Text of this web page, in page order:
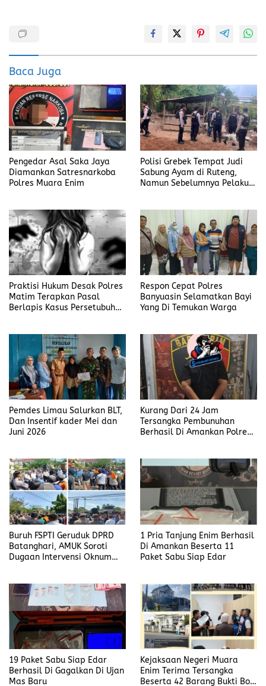
o
o
k
d
o
n
Baca Juga
Pengedar Asal Saka Jaya
Diamankan Satresnarkoba
Polres Muara Enim
Polisi Grebek Tempat Judi
Sabung Ayam di Ruteng,
Namun Sebelumnya Pelaku
Praktisi Hukum Desak Polres
Matim Terapkan Pasal
Berlapis Kasus Persetubuhan
Respon Cepat Polres
Banyuasin Selamatkan Bayi
Yang Di Temukan Warga
Pemdes Limau Salurkan BLT,
Dan Insentif kader Mei dan
Juni 2026
Kurang Dari 24 Jam
Tersangka Pembunuhan
Berhasil Di Amankan Polres
Buruh FSPTI Geruduk DPRD
Batanghari, AMUK Soroti
Dugaan Intervensi Oknum
1 Pria Tanjung Enim Berhasil
Di Amankan Beserta 11
Paket Sabu Siap Edar
19 Paket Sabu Siap Edar
Berhasil Di Gagalkan Di Ujan
Mas Baru
Kejaksaan Negeri Muara
Enim Terima Tersangka
Beserta 42 Barang Bukti Bobi